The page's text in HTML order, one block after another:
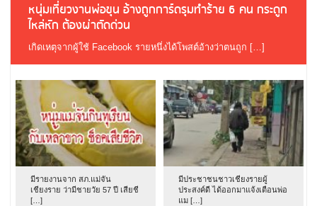
หนุ่มเที่ยวงานพ่อขุน อ้างถูกการ์ดรุมทำร้าย 6 คน กระดูก
ไหล่หัก ต้องผ่าตัดด่วน
เกิดเหตุจากผู้ใช้ Facebook รายหนึ่งได้โพสต์อ้างว่าตนถูก […]
มีรายงานจาก สภ.แม่จัน
เชียงราย ว่ามีชายวัย 57 ปี เสียชี
[…]
มีประชาชนชาวเชียงรายผู้
ประสงค์ดี ได้ออกมาแจ้งเตือนพ่อ
แม […]